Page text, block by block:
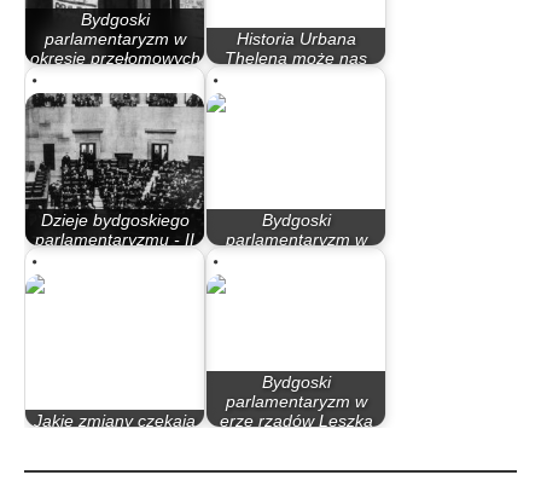
Bydgoski
parlamentaryzm w
okresie przełomowych
Historia Urbana
Thelena może nas
Dzieje bydgoskiego
parlamentaryzmu - II
Bydgoski
parlamentaryzm w
Jakie zmiany czekają
Bydgoski
parlamentaryzm w
erze rządów Leszka